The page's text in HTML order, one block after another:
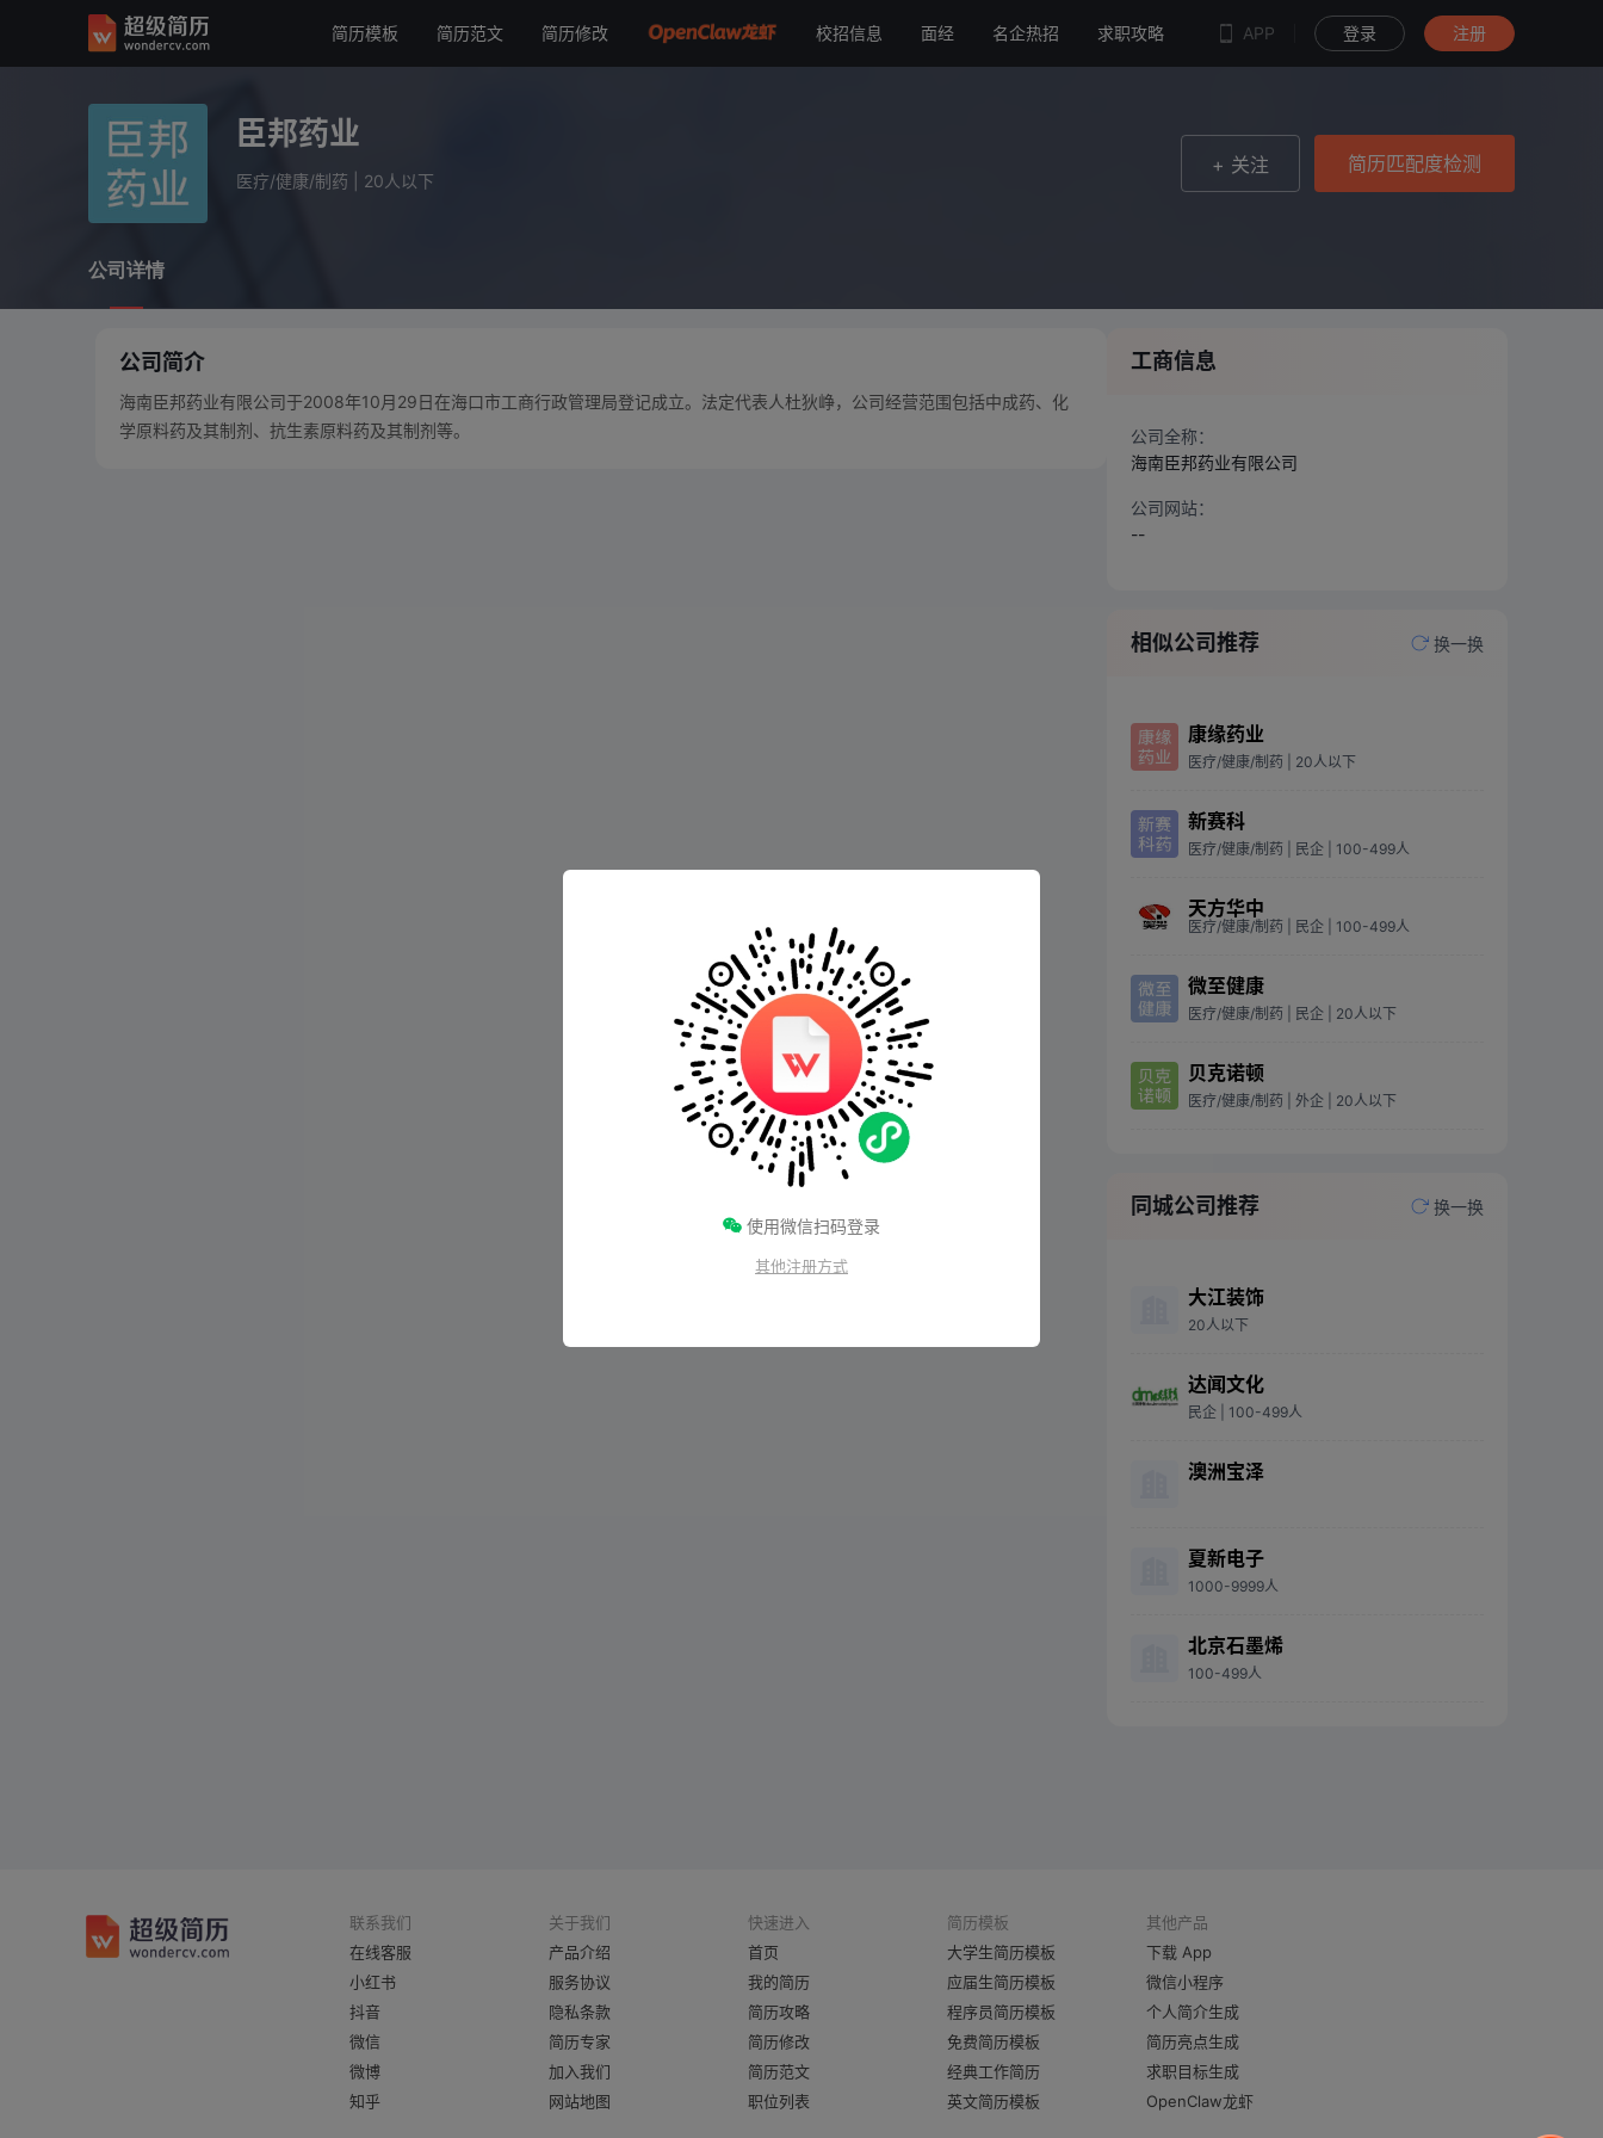
简历模板 简历范文 简历修改 校招信息 面经 名企热招 求职攻略 APP 登录 注册
臣邦药业
公司详情 臣邦药业
医疗/健康/制药 20人以下
+ 关注 简历匹配度检测
公司详情
公司简介
海南臣邦药业有限公司于2008年10月29日在海口市工商行政管理局登记成立。法定代表人杜狄峥，公司经营范围包括中成药、化
学原料药及其制剂、抗生素原料药及其制剂等。
工商信息
公司全称：
海南臣邦药业有限公司
公司网站：
--
相似公司推荐 换一换
康缘药业
医疗/健康/制药 | 20人以下
新赛科
医疗/健康/制药 | 民企 | 100-499人
天方华中
医疗/健康/制药 | 民企 | 100-499人
微至健康
医疗/健康/制药 | 民企 | 20人以下
贝克诺顿
医疗/健康/制药 | 外企 | 20人以下
同城公司推荐 换一换
大江装饰
20人以下
达闻文化
民企 | 100-499人
澳洲宝泽
夏新电子
1000-9999人
北京石墨烯
100-499人
使用微信扫码登录
其他注册方式
联系我们
在线客服
小红书
抖音
微信
微博
知乎
关于我们
产品介绍
服务协议
隐私条款
简历专家
加入我们
网站地图
快速进入
首页
我的简历
简历攻略
简历修改
简历范文
职位列表
简历模板
大学生简历模板
应届生简历模板
程序员简历模板
免费简历模板
经典工作简历
英文简历模板
其他产品
下载 App
微信小程序
个人简介生成
简历亮点生成
求职目标生成
OpenClaw龙虾